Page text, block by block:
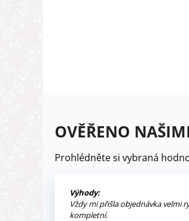
OVĚŘENO
Prohlédněte si vybraná
Výhody:
Vždy mi přišla objednávka velmi
kompletní.